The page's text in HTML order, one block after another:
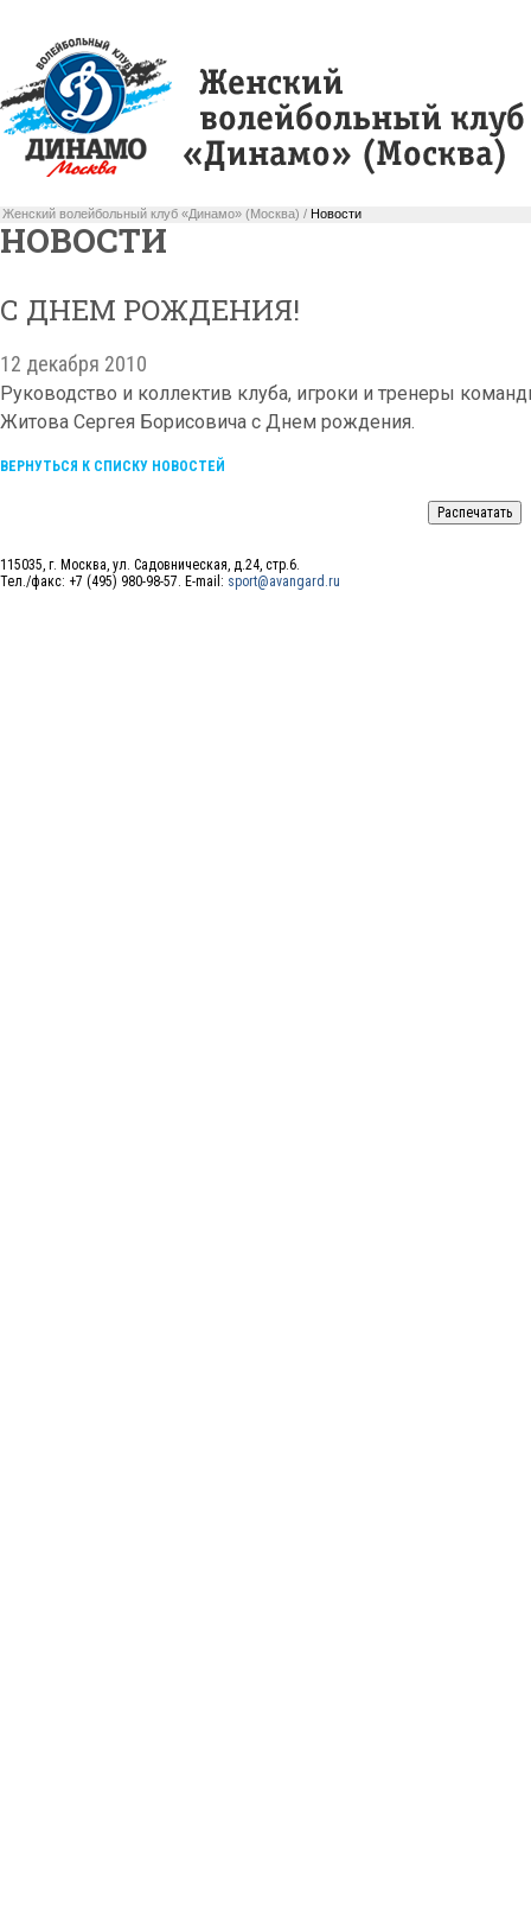
Женский волейбольный клуб «Динамо» (Москва) / Новости
НОВОСТИ
С ДНЕМ РОЖДЕНИЯ!
12 декабря 2010
Руководство и коллектив клуба, игроки и тренеры
Житова Сергея Борисовича с Днем рождения.
ВЕРНУТЬСЯ К СПИСКУ НОВОСТЕЙ
115035, г. Москва, ул. Садовническая, д.24, стр.6.
Тел./факс: +7 (495) 980-98-57. E-mail: sport@avangard.ru